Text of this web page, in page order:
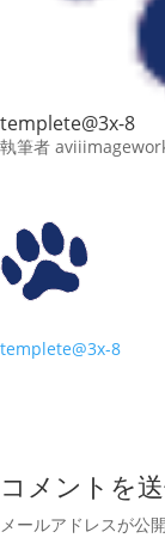
templete@3x-8
執筆者
templete@3x-8
コメントを
メールアドレスが公